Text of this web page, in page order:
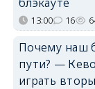
13:00 16
Почему наш
пути? —
играть